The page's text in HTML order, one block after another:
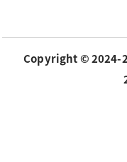
Copyright © 2024-